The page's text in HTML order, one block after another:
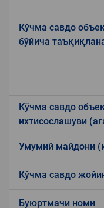
Кўчма савдо
бўйича
Кўчма савдо
ихтисослашуви
Умумий майдони
Кўчма савдо
Буюртмачи номи